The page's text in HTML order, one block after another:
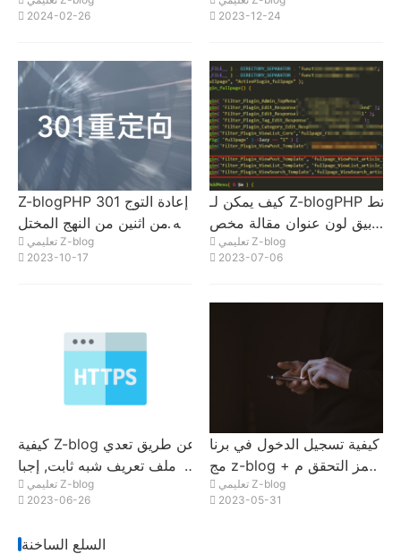
جماعي
2024-02-26
2023-12-24
Z-blogPHP 301 إعادة التوج
يه من اثنين من النهج المختل
فة التي تم تنفيذها باستخدام ر
مز PHP
تعليمي Z-blog
2023-10-17
كيف يمكن لـ Z-blogPHP تط
بيق لون عنوان مقالة مخص
ص؟
تعليمي Z-blog
2023-07-06
كيفية Z-blog عن طريق تعدي
ل ملف تعريف شبه ثابت, إجبا
ر الموقع على استخدام https
الوصول
تعليمي Z-blog
2023-06-26
كيفية تسجيل الدخول في برنا
مج z-blog + رمز التحقق م
ن الهاتف المحمول
تعليمي Z-blog
2023-05-31
السلع الساخنة